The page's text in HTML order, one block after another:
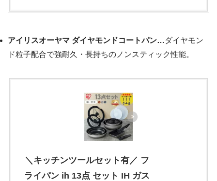
アイリスオーヤマ ダイヤモンドコートパン…ダイヤモン
ド粒子配合で強耐久・長持ちのノンスティック性能。
＼キッチンツールセット有／ フ
ライパン ih 13点 セット IH ガス